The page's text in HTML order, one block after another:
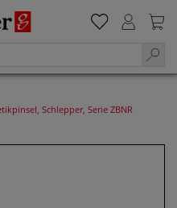
Schlepper, Serie ZBNR